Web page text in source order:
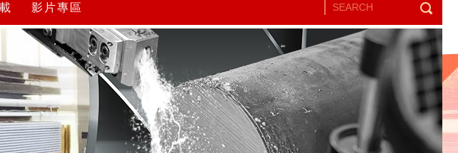
影片專區